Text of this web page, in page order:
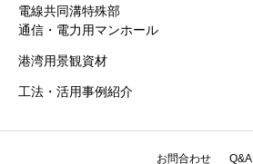
電線共同溝特殊部
通信・電力用マンホール
港湾用景観資材
工法・活用事例紹介
お問合わせ Q&A